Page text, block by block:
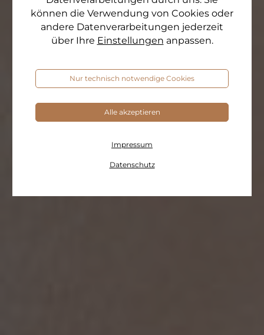
können die Verwendung von Cookies oder
andere Datenverarbeitungen jederzeit
über Ihre Einstellungen anpassen.
Nur technisch notwendige Cookies
Alle akzeptieren
Impressum
Datenschutz